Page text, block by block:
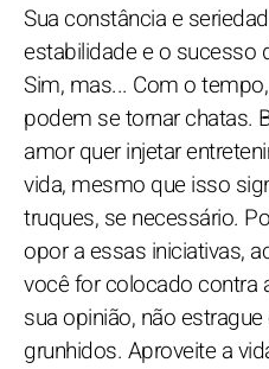
Sua constância e
estabilidade e o sucesso
Sim, mas... Com o
podem se tornar chatas.
amor quer injetar
vida, mesmo que isso
truques, se necessário.
opor a essas iniciativas,
você for colocado contra
sua opinião, não
grunhidos. Aproveite a